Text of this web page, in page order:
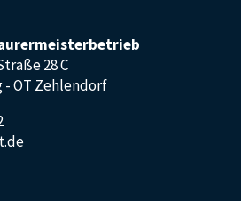
28 C
- OT Zehlendorf